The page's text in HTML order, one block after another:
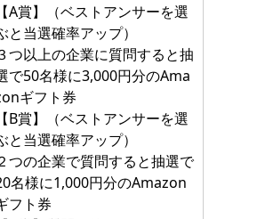
【A賞】（ベストアンサーを選
と当選確率アップ）
つ以上の企業に質問すると抽
で50名様に3,000円分のAma
ギフト券
【B賞】（ベストアンサーを選
と当選確率アップ）
つの企業で質問すると抽選で
名様に1,000円分のAmazon
フト券